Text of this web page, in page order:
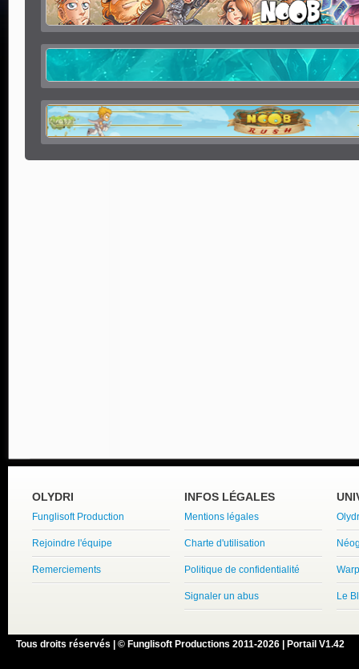
OLYDRI
Funglisoft Production
Rejoindre l'équipe
Remerciements
INFOS LÉGALES
Mentions légales
Charte d'utilisation
Politique de confidentialité
Signaler un abus Le
Tous droits réservés | © Funglisoft Productions 2011-2026 | Portail V1.42